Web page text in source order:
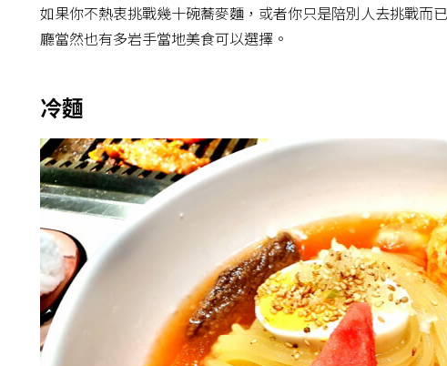
如果你不熱衷挑戰幾十碗蕎麥麵，或者你只是陪別人去挑戰而
廳當然也有多岩手當地美食可以選擇。
冷麵